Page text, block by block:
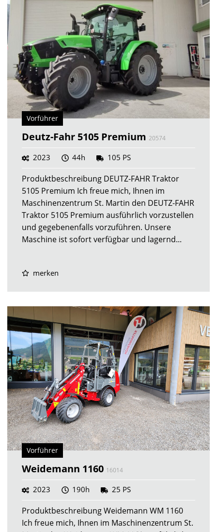
Vorführer
Deutz-Fahr 5105 Premium 20574
2023 44h 105 PS
Produktbeschreibung DEUTZ-FAHR Traktor
5105 Premium Ich freue mich, Ihnen im
Maschinenzentrum St. Martin den DEUTZ-FAHR
Traktor 5105 Premium ausführlich vorzustellen
und gegebenenfalls vorzuführen. Unsere
Maschine ist sofort verfügbar und lagernd...
merken
Vorführer
Weidemann 1160 16014
2023 190h 25 PS
Produktbeschreibung Weidemann WM 1160
Ich freue mich, Ihnen im Maschinenzentrum St.